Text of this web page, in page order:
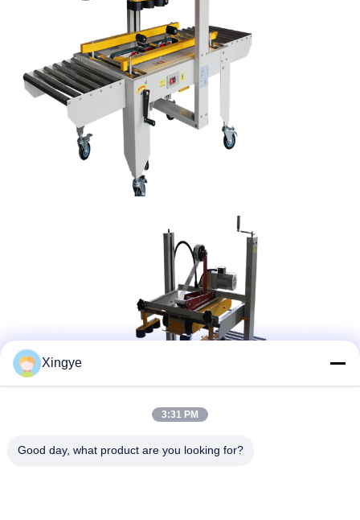
Xingye
3:31 PM
Good day, what product are you looking for?